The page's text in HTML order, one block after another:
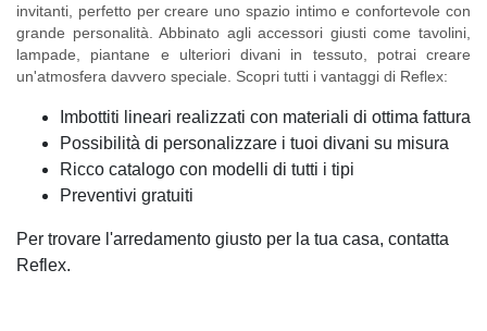
invitanti, perfetto per creare uno spazio intimo e confortevole con
grande personalità. Abbinato agli accessori giusti come tavolini,
lampade, piantane e ulteriori divani in tessuto, potrai creare
un'atmosfera davvero speciale. Scopri tutti i vantaggi di Reflex:
Imbottiti lineari realizzati con materiali di ottima fattura
Possibilità di personalizzare i tuoi divani su misura
Ricco catalogo con modelli di tutti i tipi
Preventivi gratuiti
Per trovare l'arredamento giusto per la tua casa, contatta
Reflex.